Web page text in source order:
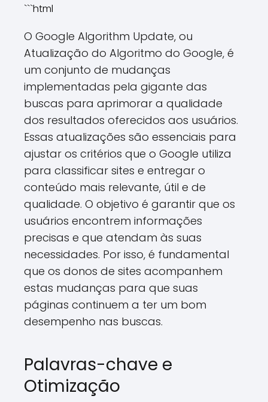
```html
O Google Algorithm Update, ou
Atualização do Algoritmo do Google, é
um conjunto de mudanças
implementadas pela gigante das
buscas para aprimorar a qualidade
dos resultados oferecidos aos usuários.
Essas atualizações são essenciais para
ajustar os critérios que o Google utiliza
para classificar sites e entregar o
conteúdo mais relevante, útil e de
qualidade. O objetivo é garantir que os
usuários encontrem informações
precisas e que atendam às suas
necessidades. Por isso, é fundamental
que os donos de sites acompanhem
estas mudanças para que suas
páginas continuem a ter um bom
desempenho nas buscas.
Palavras-chave e
Otimização